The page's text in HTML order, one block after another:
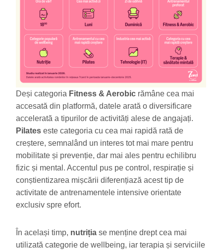
Deși categoria Fitness & Aerobic rămâne cea mai
accesată din platformă, datele arată o diversificare
accelerată a tipurilor de activități alese de angajați.
Pilates este categoria cu cea mai rapidă rată de
creștere, semnalând un interes tot mai mare pentru
mobilitate și prevenție, dar mai ales pentru echilibru
fizic și mental. Accentul pus pe control, respirație și
conștientizarea mișcării diferențiază acest tip de
activitate de antrenamentele intensive orientate
exclusiv spre efort.
În același timp, nutriția se menține drept cea mai
utilizată categorie de wellbeing, iar terapia și serviciile